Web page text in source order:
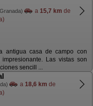
a 15,7 km de
antigua casa de campo con
Las vistas son
sencill ...
a 18,6 km de